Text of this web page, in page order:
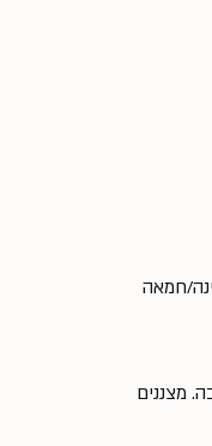
חמאה
ל° 170 מעלות כ-40 דקות, עד הזהבה. מצננים